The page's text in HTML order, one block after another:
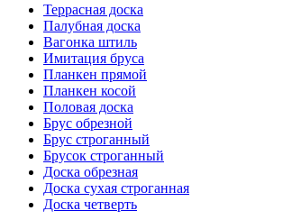
Террасная доска
Палубная доска
Вагонка штиль
Имитация бруса
Планкен прямой
Планкен косой
Половая доска
Брус обрезной
Брус строганный
Брусок строганный
Доска обрезная
Доска сухая строганная
Доска четверть